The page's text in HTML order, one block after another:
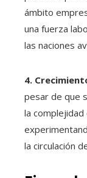
ámbito
una fuerza
las naciones
4.
pesar de que
la complejidad
la circulación